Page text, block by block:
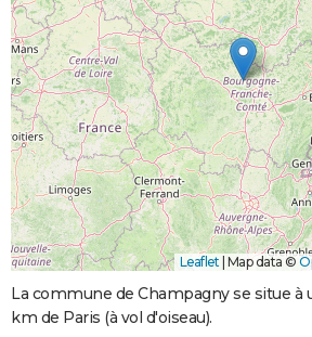
Leaflet Map data ©
La commune de Champagny se situe à
km de Paris (à vol d'oiseau).